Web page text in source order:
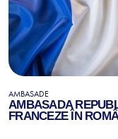
AMBASADE
AMBASADA
FRANCEZE ÎN